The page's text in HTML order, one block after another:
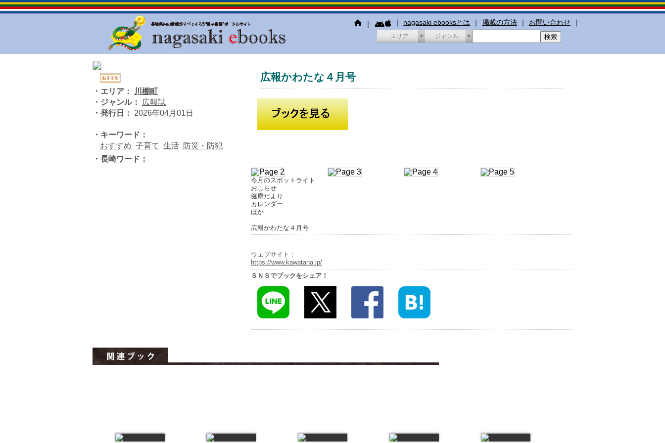
｜ ｜ nagasaki ebooksとは ｜ 掲載の方法 ｜ お問い合わせ ｜
エリア ジャンル
広報かわたな４月号
・エリア：
川棚町
・ジャンル：
広報誌
・発行日：
2026年04月01日
・キーワード：
おすすめ 子育て 生活 防災・防犯
・長崎ワード：
今月のスポットライト
おしらせ
健康だより
カレンダー
ほか
広報かわたな４月号
ウェブサイト：
https://www.kawatana.jp/
ＳＮＳでブックをシェア！